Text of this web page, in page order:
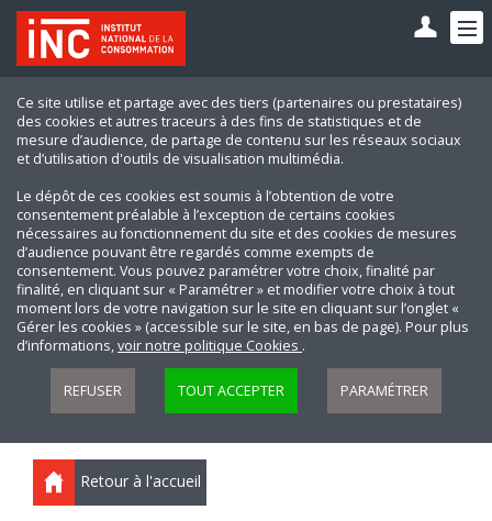
Ce site utilise et partage avec des tiers (partenaires ou prestataires)
des cookies et autres traceurs à des fins de statistiques et de
mesure d’audience, de partage de contenu sur les réseaux sociaux
et d’utilisation d'outils de visualisation multimédia.
Le dépôt de ces cookies est soumis à l’obtention de votre
consentement préalable à l’exception de certains cookies
nécessaires au fonctionnement du site et des cookies de mesures
d’audience pouvant être regardés comme exempts de
consentement. Vous pouvez paramétrer votre choix, finalité par
finalité, en cliquant sur « Paramétrer » et modifier votre choix à tout
moment lors de votre navigation sur le site en cliquant sur l’onglet «
Gérer les cookies » (accessible sur le site, en bas de page). Pour plus
d’informations,voir notre politique Cookies .
REFUSER TOUT ACCEPTER PARAMÉTRER
Retour à l'accueil